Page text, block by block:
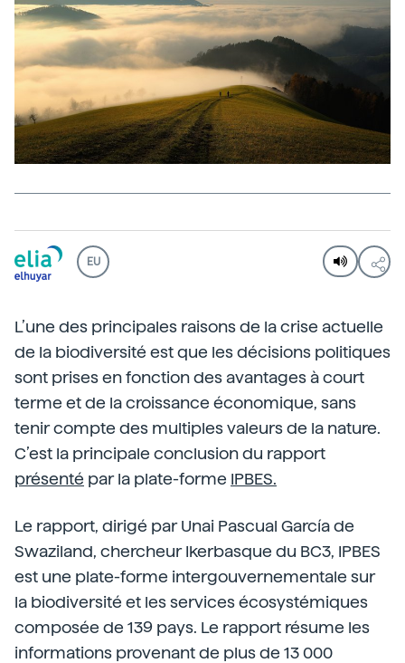
EU
L’une des principales raisons de la crise actuelle
de la biodiversité est que les décisions politiques
sont prises en fonction des avantages à court
terme et de la croissance économique, sans
tenir compte des multiples valeurs de la nature.
C’est la principale conclusion du rapport
présenté par la plate-forme IPBES.
Le rapport, dirigé par Unai Pascual García de
Swaziland, chercheur Ikerbasque du BC3, IPBES
est une plate-forme intergouvernementale sur
la biodiversité et les services écosystémiques
composée de 139 pays. Le rapport résume les
informations provenant de plus de 13 000